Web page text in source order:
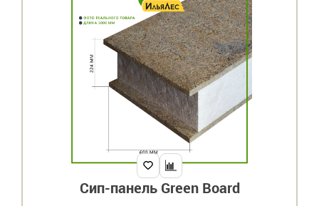
Сип-панель Green Board